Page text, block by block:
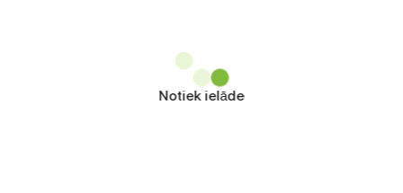
Notiek ielāde